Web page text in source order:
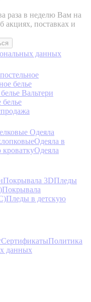
раза в неделю Вам на
акциях, поставках и
данных
белье
Вальтери
белье
Одеяла
Одеяла в
Одеяла
Покрывала 3DПледы
Покрывала
Пледы в детскую
СертификатыПолитика
данных